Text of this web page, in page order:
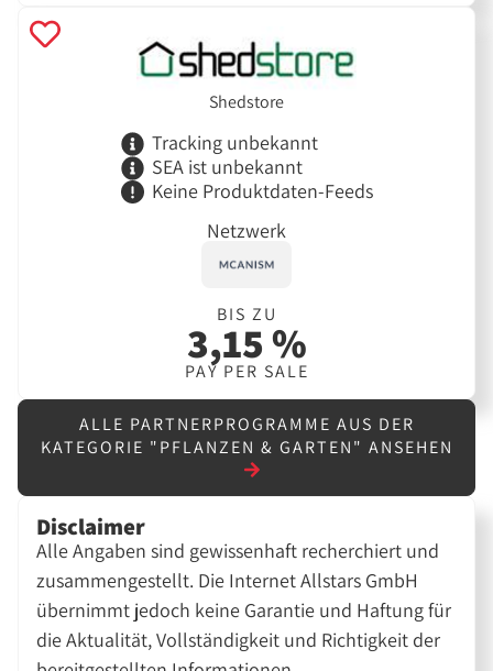
Shedstore
Tracking unbekannt
SEA ist unbekannt
Keine Produktdaten-Feeds
Netzwerk
BIS ZU
3,15 %
PAY PER SALE
ALLE PARTNERPROGRAMME AUS DER
KATEGORIE "PFLANZEN & GARTEN" ANSEHEN
Disclaimer
Alle Angaben sind gewissenhaft recherchiert und
zusammengestellt. Die Internet Allstars GmbH
übernimmt jedoch keine Garantie und Haftung für
die Aktualität, Vollständigkeit und Richtigkeit der